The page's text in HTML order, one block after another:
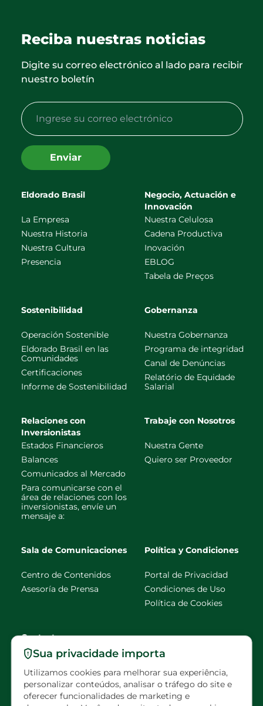
Sua privacidade importa
Utilizamos cookies para melhorar sua experiência,
personalizar conteúdos, analisar o tráfego do site e
oferecer funcionalidades de marketing e
Reciba nuestras noticias
Digite su correo electrónico al lado para recibir
nuestro boletín
Enviar
Eldorado Brasil
La Empresa
Nuestra Historia
Nuestra Cultura
Presencia
Negocio, Actuación e
Innovación
Nuestra Celulosa
Cadena Productiva
Inovación
EBLOG
Tabela de Preços
Sostenibilidad
Operación Sostenible
Eldorado Brasil en las
Comunidades
Certificaciones
Informe de Sostenibilidad
Gobernanza
Nuestra Gobernanza
Programa de integridad
Canal de Denúncias
Relatório de Equidade
Salarial
Relaciones con
Inversionistas
Estados Financieros
Balances
Comunicados al Mercado
Para comunicarse con el
área de relaciones con los
inversionistas, envíe un
mensaje a:
Trabaje con Nosotros
Nuestra Gente
Quiero ser Proveedor
Sala de Comunicaciones
Centro de Contenidos
Asesoría de Prensa
Política y Condiciones
Portal de Privacidad
Condiciones de Uso
Política de Cookies
Contacto
faleconosco@eldorado
brasil.com.br